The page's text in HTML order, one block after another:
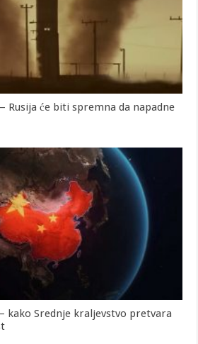
Rusija će biti spremna da napadne
kako Srednje kraljevstvo pretvara